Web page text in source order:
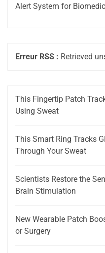
Alert System for
Erreur RSS : Retrieved
This Fingertip Patch
Using Sweat
This Smart Ring Tracks
Through Your Sweat
Scientists Restore the
Brain Stimulation
New Wearable Patch
or Surgery